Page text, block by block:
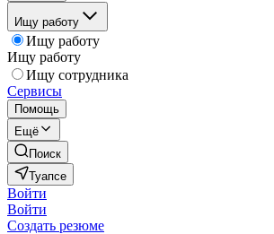
Ищу работу
Ищу работу
Ищу работу
Ищу сотрудника
Сервисы
Помощь
Ещё
Поиск
Туапсе
Войти
Войти
Создать резюме